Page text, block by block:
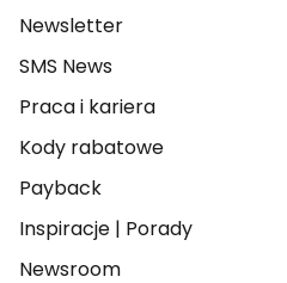
Newsletter
SMS News
Praca i kariera
Kody rabatowe
Payback
Inspiracje | Porady
Newsroom